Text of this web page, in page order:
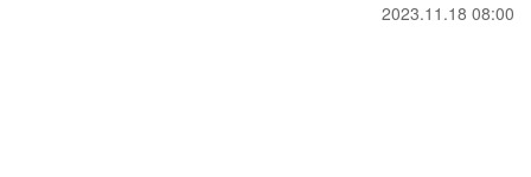
2023.11.18 08:00